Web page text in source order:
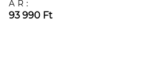
ÁR:
93 990 Ft